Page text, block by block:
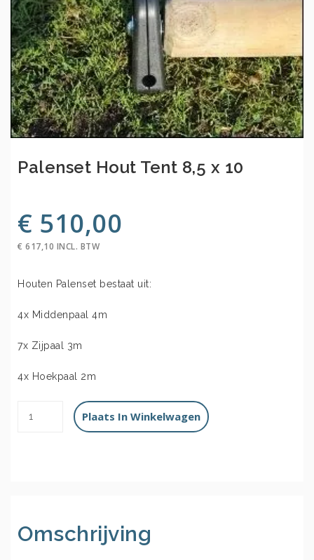
Palenset Hout Tent 8,5 x 10
€ 510,00
€ 617,10 INCL. BTW
Houten Palenset bestaat uit:
4x Middenpaal 4m
7x Zijpaal 3m
4x Hoekpaal 2m
Omschrijving